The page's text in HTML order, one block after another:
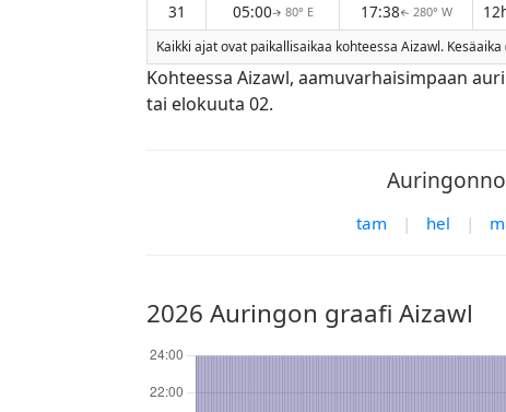
31
05:00↑ 80° E 17:38↑ 280° W
Kaikki ajat ovat paikallisaikaa kohteessa Aizawl.
Kohteessa Aizawl, aamuvarhaisimpaan
tai elokuuta 02.
tam | hel |
2026 Auringon graafi Aizawl